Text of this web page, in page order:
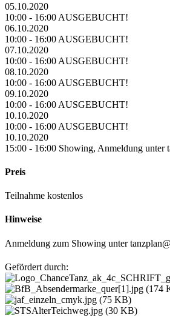
05.10.2020
10:00 - 16:00 AUSGEBUCHT!
06.10.2020
10:00 - 16:00 AUSGEBUCHT!
07.10.2020
10:00 - 16:00 AUSGEBUCHT!
08.10.2020
10:00 - 16:00 AUSGEBUCHT!
09.10.2020
10:00 - 16:00 AUSGEBUCHT!
10.10.2020
10:00 - 16:00 AUSGEBUCHT!
10.10.2020
15:00 - 16:00 Showing, Anmeldung unter
Preis
Teilnahme kostenlos
Hinweise
Anmeldung zum Showing unter
Gefördert durch: